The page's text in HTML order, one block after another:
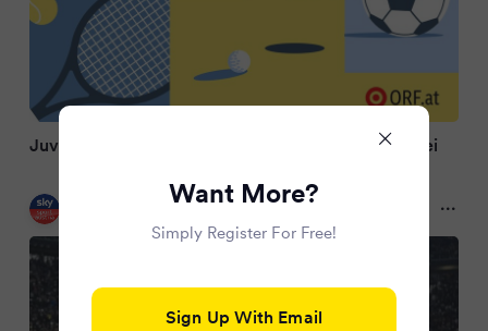
Juventus schiebt sich mit Schützenfest in Top Drei
Sky Sport AustriaWant More?
Simply Register For Free!
Sign Up With Email